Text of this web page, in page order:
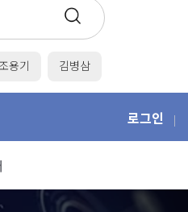
용기 김병삼
로그인 |